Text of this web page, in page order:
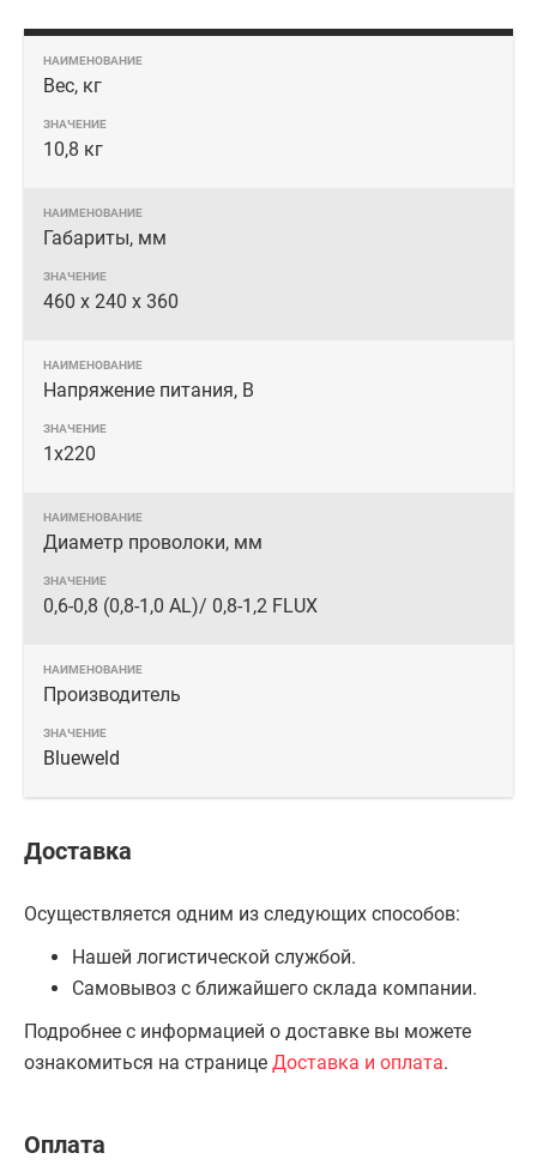
Вес, кг
10,8 кг
Габариты, мм
460 х 240 х 360
Напряжение питания, В
1х220
Диаметр проволоки, мм
0,6-0,8 (0,8-1,0 AL)/ 0,8-1,2 FLUX
Производитель
Blueweld
Доставка
Осуществляется одним из следующих способов:
Нашей логистической службой.
Самовывоз с ближайшего склада компании.
Подробнее с информацией о доставке вы можете
ознакомиться на странице Доставка и оплата.
Оплата